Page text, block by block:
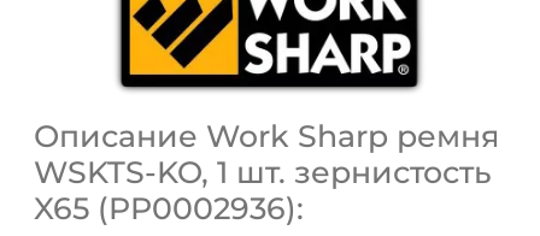
Описание Work Sharp ремня
WSKTS-KO, 1 шт. зернистость
X65 (PP0002936):
ДА НЕТ